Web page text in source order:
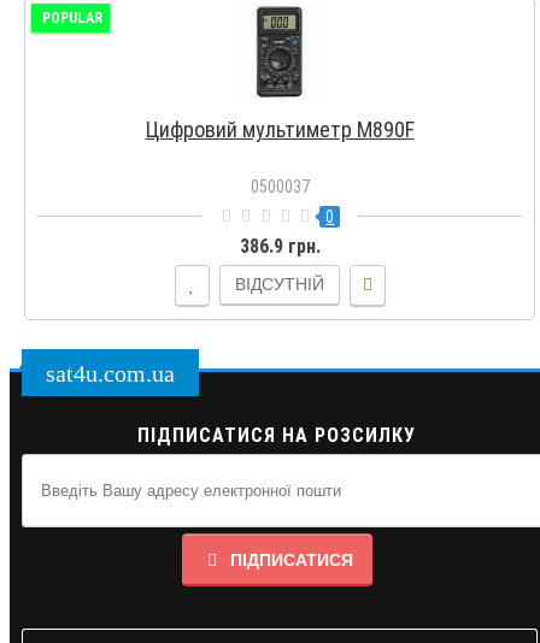
POPULAR
Цифровий мультиметр M890F
0500037
0
386.9 грн.
ВІДСУТНІЙ
sat4u.com.ua
ПІДПИСАТИСЯ НА РОЗСИЛКУ
ПІДПИСАТИСЯ